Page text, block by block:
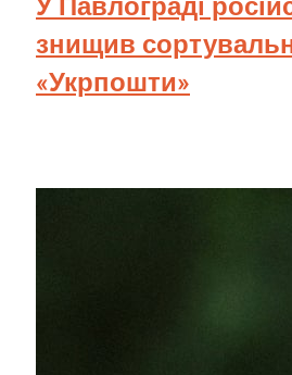
знищив
«Укрпошти»